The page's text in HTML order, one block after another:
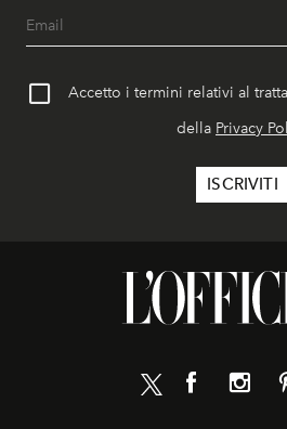
Accetto i termini relativi al
della Privacy